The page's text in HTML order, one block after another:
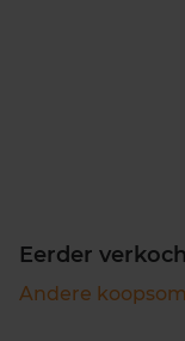
Eerder
Andere